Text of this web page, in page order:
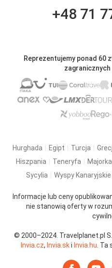
+48 71
Reprezentujemy ponad 60
Hurghada Egipt Turcja
Hiszpania
Teneryfa Majorka
Sycylia
Wyspy Kanaryjskie
Informacje lub ceny
nie stanowią oferty w
© 2000–2024. Travelplanet.pl
Invia.cz, Invia.ski Invia.hu .